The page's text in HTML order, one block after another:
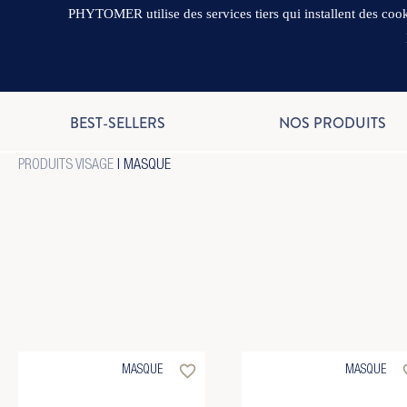
BEST-SELLERS NOS PRODUITS
PRODUITS VISAGE | MASQUE
MASQUE favorite_border MASQUE
PHYTOMER utilise des services tiers qui installent des